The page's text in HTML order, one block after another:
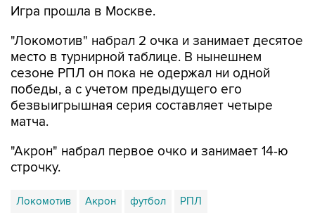
Игра прошла в Москве.
"Локомотив" набрал 2 очка и занимает десятое
место в турнирной таблице. В нынешнем
сезоне РПЛ он пока не одержал ни одной
победы, а с учетом предыдущего его
безвыигрышная серия составляет четыре
матча.
"Акрон" набрал первое очко и занимает 14-ю
строчку.
Локомотив Акрон футбол РПЛ